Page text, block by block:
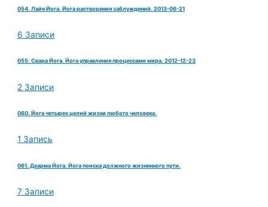
054. Лайя Йога. Йога растворения заблуждений. 2013-06-21
6 Записи
055. Свара Йога. Йога управления процессами мира. 2012-12-23
2 Записи
060. Йога четырех целий жизни любого человека.
1 Запись
061. Дхарма Йога. Йога поиска должного жизненного пути.
7 Записи